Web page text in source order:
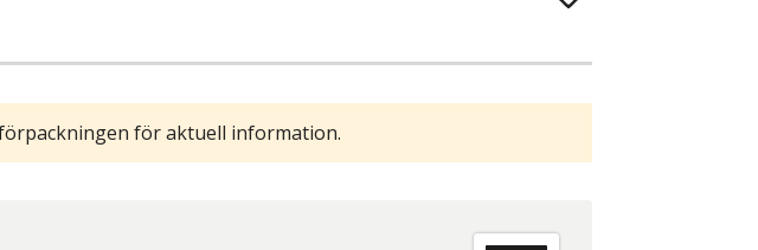
för aktuell information.